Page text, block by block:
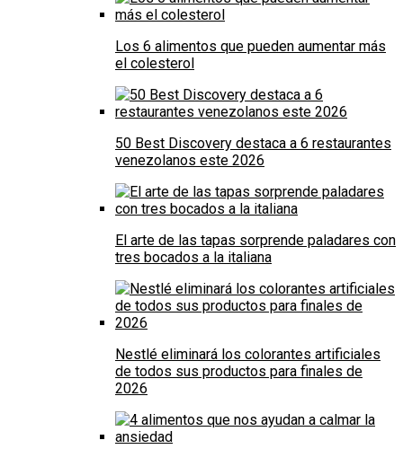
Los 6 alimentos que pueden aumentar más
el colesterol
50 Best Discovery destaca a 6 restaurantes
venezolanos este 2026
El arte de las tapas sorprende paladares con
tres bocados a la italiana
Nestlé eliminará los colorantes artificiales
de todos sus productos para finales de
2026